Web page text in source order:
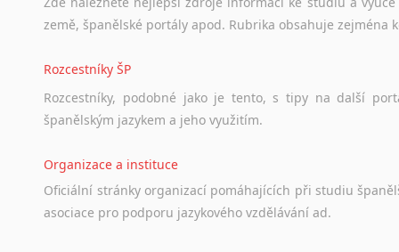
Svahilština
Tádžičtina
Tahitština
Tamilština
Thajština
Tibetština
Tigriňňa
země, španělské portály apod. Rubrika obsahuje zejména
Rozcestníky ŠP
Rozcestníky, podobné jako je tento, s tipy na další
španělským jazykem a jeho využitím.
Organizace a instituce
Oficiální stránky organizací pomáhajících při studiu
asociace pro podporu jazykového vzdělávání ad.